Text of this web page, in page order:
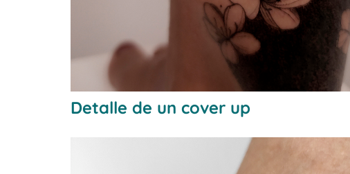
Detalle de un cover up